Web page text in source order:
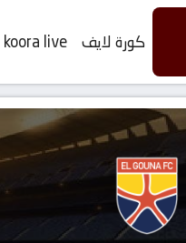
كورة لايف koora live